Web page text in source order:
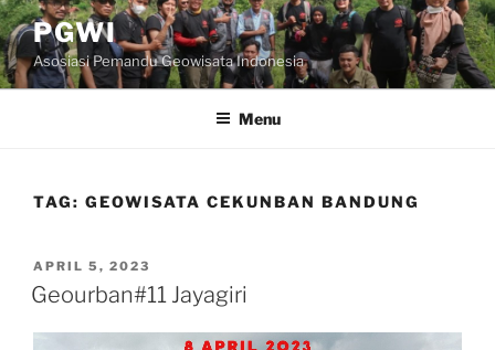
Skip
to
content
PGWI
Asosiasi Pemandu Geowisata Indonesia
Menu
TAG: GEOWISATA CEKUNBAN BANDUNG
POSTED
ON
APRIL 5, 2023
Geourban#11 Jayagiri